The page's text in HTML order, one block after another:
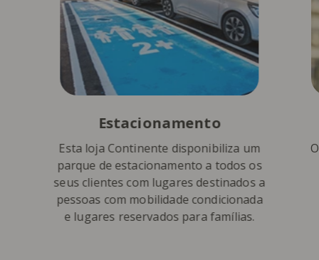
Estacionamento
Esta loja Continente disponibiliza um
parque de estacionamento a todos os
seus clientes com lugares destinados a
pessoas com mobilidade condicionada
e lugares reservados para famílias.